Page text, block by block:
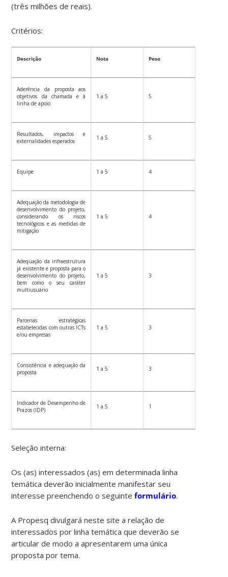
(três milhões de reais).
Critérios:
Descrição Nota Peso
Aderência da proposta aos
objetivos da chamada e à
linha de apoio
1 a 5 5
Resultados, impactos e
externalidades esperados
1 a 5 5
Equipe 1 a 5 4
Adequação da metodologia de
desenvolvimento do projeto,
considerando os riscos
tecnológicos e as medidas de
mitigação
1 a 5 4
Adequação da infraestrutura
já existente e proposta para o
desenvolvimento do projeto,
bem como o seu caráter
multiusuário
1 a 5 3
Parcerias estratégicas
estabelecidas com outras ICTs
e/ou empresas
1 a 5 3
Consistência e adequação da
proposta
1 a 5 3
Indicador de Desempenho de
Prazos (IDP)
1 a 5 1
Seleção interna:
Os (as) interessados (as) em determinada linha
temática deverão inicialmente manifestar seu
interesse preenchendo o seguinteformulário.
A Propesq divulgará neste site a relação de
interessados por linha temática que deverão se
articular de modo a apresentarem uma única
proposta por tema.